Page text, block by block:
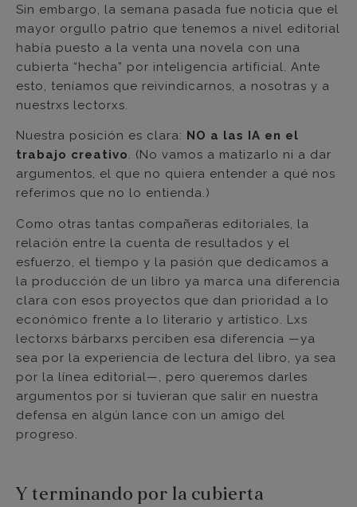
Sin embargo, la semana pasada fue noticia que el
mayor orgullo patrio que tenemos a nivel editorial
había puesto a la venta una novela con una
cubierta “hecha” por inteligencia artificial. Ante
esto, teníamos que reivindicarnos, a nosotras y a
nuestrxs lectorxs.
Nuestra posición es clara: NO a las IA en el
trabajo creativo. (No vamos a matizarlo ni a dar
argumentos, el que no quiera entender a qué nos
referimos que no lo entienda.)
Como otras tantas compañeras editoriales, la
relación entre la cuenta de resultados y el
esfuerzo, el tiempo y la pasión que dedicamos a
la producción de un libro ya marca una diferencia
clara con esos proyectos que dan prioridad a lo
económico frente a lo literario y artístico. Lxs
lectorxs bárbarxs perciben esa diferencia —ya
sea por la experiencia de lectura del libro, ya sea
por la línea editorial—, pero queremos darles
argumentos por si tuvieran que salir en nuestra
defensa en algún lance con un amigo del
progreso.
Y terminando por la cubierta